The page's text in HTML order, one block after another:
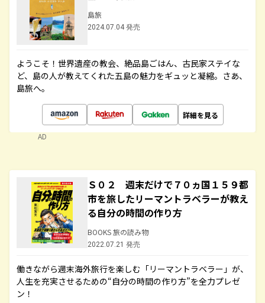
島旅
2024.07.04 発売
ようこそ！世界遺産の教会、絶品島ごはん、古民家ステイな
ど、島の人が教えてくれた五島の魅力をギュッと凝縮。さあ、
島旅へ。
詳細を見る
AD
Ｓ０２ 週末だけで７０ヵ国１５９都
市を旅したリーマントラベラーが教え
る自分の時間の作り方
BOOKS 旅の読み物
2022.07.21 発売
働きながら週末海外旅行を楽しむ「リーマントラベラー」が、
人生を充実させるための“自分の時間の作り方”を全力プレゼ
ン！